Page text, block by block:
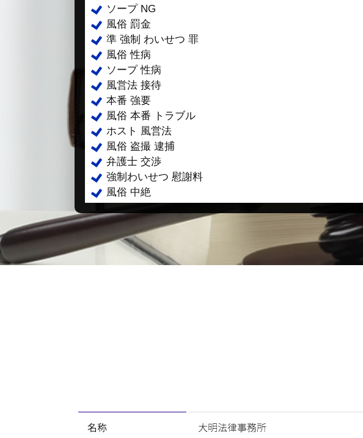
ソープ NG
風俗 罰金
準 強制 わいせつ 罪
風俗 性病
ソープ 性病
風営法 接待
本番 強要
風俗 本番 トラブル
ホスト 風営法
風俗 盗撮 逮捕
弁護士 交渉
強制わいせつ 慰謝料
風俗 中絶